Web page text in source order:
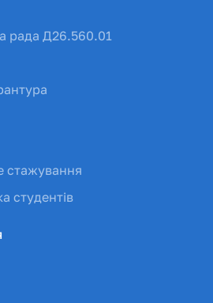
рада Д26.560.01
стажування
студентів